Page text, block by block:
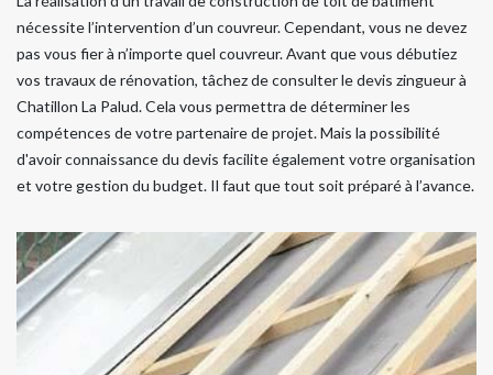
nécessite l’intervention d’un couvreur. Cependant, vous ne devez
pas vous fier à n’importe quel couvreur. Avant que vous débutiez
vos travaux de rénovation, tâchez de consulter le devis zingueur à
Chatillon La Palud. Cela vous permettra de déterminer les
compétences de votre partenaire de projet. Mais la possibilité
d'avoir connaissance du devis facilite également votre organisation
et votre gestion du budget. Il faut que tout soit préparé à l’avance.